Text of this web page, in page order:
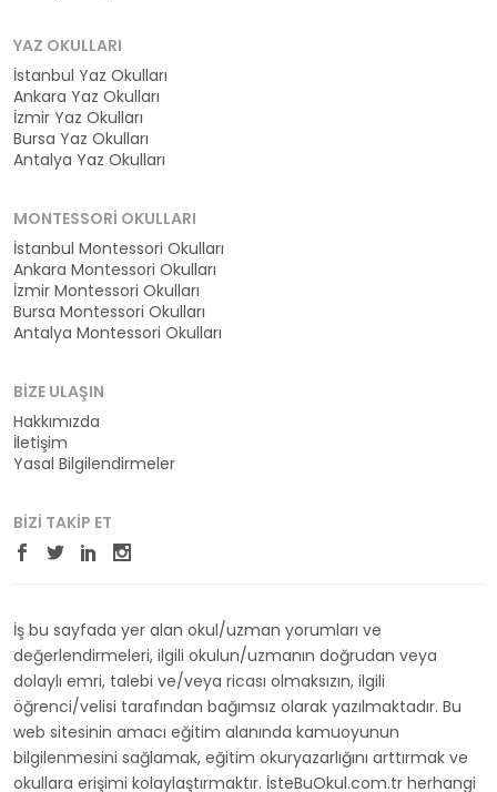
YAZ OKULLARI
İstanbul Yaz Okulları
Ankara Yaz Okulları
İzmir Yaz Okulları
Bursa Yaz Okulları
Antalya Yaz Okulları
MONTESSORI OKULLARI
İstanbul Montessori Okulları
Ankara Montessori Okulları
İzmir Montessori Okulları
Bursa Montessori Okulları
Antalya Montessori Okulları
BIZE ULAŞIN
Hakkımızda
İletişim
Yasal Bilgilendirmeler
BIZI TAKIP ET
İş bu sayfada yer alan okul/uzman yorumları ve
değerlendirmeleri, ilgili okulun/uzmanın doğrudan veya
dolaylı emri, talebi ve/veya ricası olmaksızın, ilgili
öğrenci/velisi tarafından bağımsız olarak yazılmaktadır. Bu
web sitesinin amacı eğitim alanında kamuoyunun
bilgilenmesini sağlamak, eğitim okuryazarlığını arttırmak ve
okullara erişimi kolaylaştırmaktır. İsteBuOkul.com.tr herhangi